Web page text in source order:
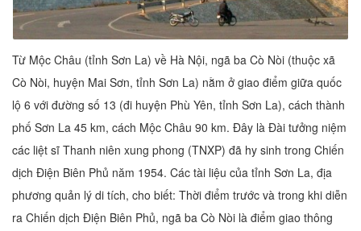
Từ Mộc Châu (tỉnh Sơn La) về Hà Nội, ngã ba Cò Nòi (thuộc xã
Cò Nòi, huyện Mai Sơn, tỉnh Sơn La) nằm ở giao điểm giữa quốc
lộ 6 với đường số 13 (đi huyện Phù Yên, tỉnh Sơn La), cách thành
phố Sơn La 45 km, cách Mộc Châu 90 km. Đây là Đài tưởng niệm
các liệt sĩ Thanh niên xung phong (TNXP) đã hy sinh trong Chiến
dịch Điện Biên Phủ năm 1954. Các tài liệu của tỉnh Sơn La, địa
phương quản lý di tích, cho biết: Thời điểm trước và trong khi diễn
ra Chiến dịch Điện Biên Phủ, ngã ba Cò Nòi là điểm giao thông